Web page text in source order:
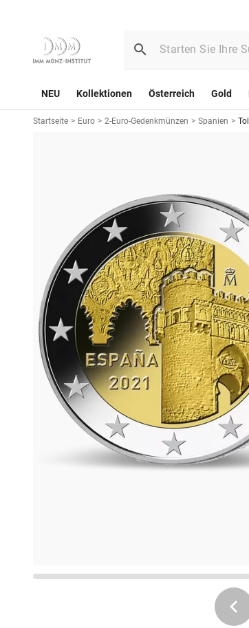
NEU Kollektionen Österreich Gold
Startseite > Euro > 2-Euro-Gedenkmünzen > Spanien >